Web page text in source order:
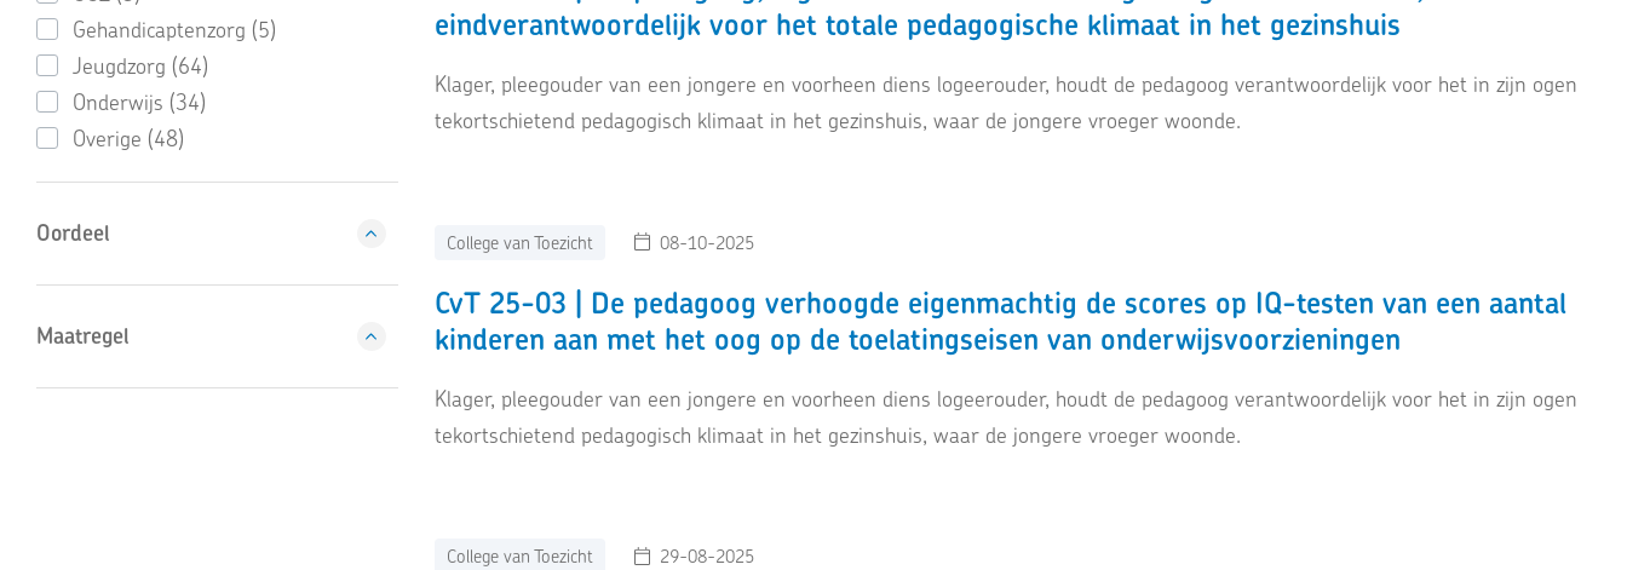
Gehandicaptenzorg (5)
Jeugdzorg (64)
Onderwijs (34)
Overige (48)
Oordeel
Maatregel
eindverantwoordelijk voor het totale pedagogische klimaat in het gezinshuis
Klager, pleegouder van een jongere en voorheen diens logeerouder, houdt de pedagoog verantwoordelijk voor het in zijn ogen
tekortschietend pedagogisch klimaat in het gezinshuis, waar de jongere vroeger woonde.
College van Toezicht 08-10-2025
CvT 25-03 | De pedagoog verhoogde eigenmachtig de scores op IQ-testen van een aantal
kinderen aan met het oog op de toelatingseisen van onderwijsvoorzieningen
Klager, pleegouder van een jongere en voorheen diens logeerouder, houdt de pedagoog verantwoordelijk voor het in zijn ogen
tekortschietend pedagogisch klimaat in het gezinshuis, waar de jongere vroeger woonde.
College van Toezicht 29-08-2025